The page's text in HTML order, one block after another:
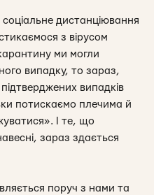
дистанціювання
з вірусом
ми могли
випадку, то зараз,
випадків
потискаємо плечима й
І те, що
зараз здається
поруч з нами та